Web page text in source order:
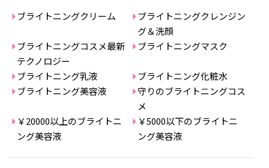
ブライトニングクリーム
ブライトニングクレンジン
グ＆洗顔
ブライトニングコスメ最新
テクノロジー
ブライトニングマスク
ブライトニング乳液
ブライトニング化粧水
ブライトニング美容液
守りのブライトニングコス
メ
￥20000以上のブライトニ
ング美容液
￥5000以下のブライトニ
ング美容液